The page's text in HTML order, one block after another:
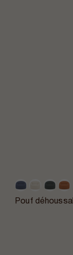
Pouf